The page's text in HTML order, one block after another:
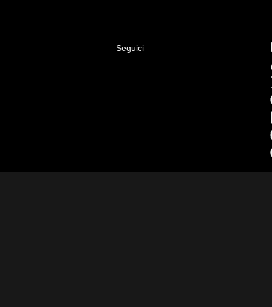
Seguici